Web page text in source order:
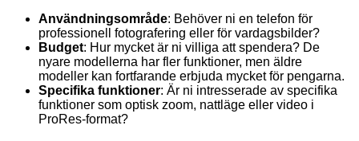
Användningsområde: Behöver ni en telefon för
professionell fotografering eller för vardagsbilder?
Budget: Hur mycket är ni villiga att spendera? De
nyare modellerna har fler funktioner, men äldre
modeller kan fortfarande erbjuda mycket för pengarna.
Specifika funktioner: Är ni intresserade av specifika
funktioner som optisk zoom, nattläge eller video i
ProRes-format?